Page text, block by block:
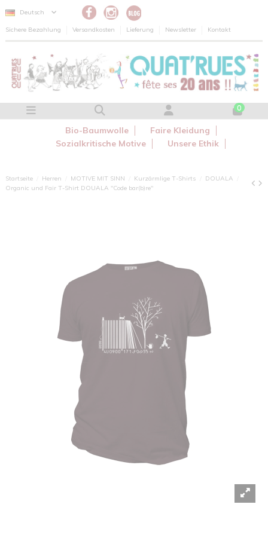
Deutsch
Sichere Bezahlung Versandkosten Lieferung Newsletter Kontakt
0
Bio-Baumwolle
Faire Kleidung
Sozialkritische Motive
Unsere Ethik
Startseite Herren MOTIVE MIT SINN Kurzärmlige T-Shirts
DOUALA
Organic und Fair T-Shirt DOUALA "Code bar(b)re"